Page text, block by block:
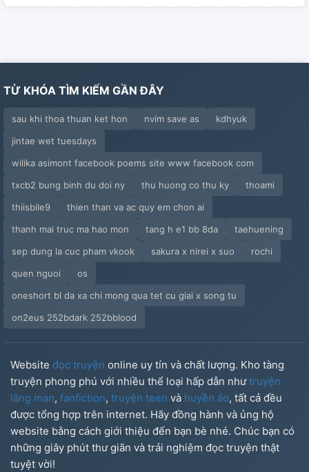
TỪ KHÓA TÌM KIẾM GẦN ĐÂY
sau khi thoa thuan ket hon nvim save as
kdhyuk
jintae wet tuesdays
wilika asimont facebook poems site www facebook com
txcb2 bung binh du doi ny
thu huong co thu ky
thoami
thiisbile9
thien than va ac quy em chon ai
thanh mai truc ma hao mon
tang h e1 bb 8da
taehuening
sep dung la cuc pham vkook
sakura x nirei x suo
rochi
quen nguoi
os
oneshort bl da xa chi mong qua tet cu giai x song tu
on2eus 252bdark 252bblood
Website đọc truyện online uy tín và chất lượng. Kho tàng
truyện phong phú với nhiều thể loại hấp dẫn nhưtruyện
lãng mạn, fanfiction, truyện teen và huyền ảo, tất cả đều
được tổng hợp trên internet. Hãy đồng hành và ủng hộ
website bằng cách giới thiệu đến bạn bè nhé. Chúc bạn có
những giây phút thư giãn và trải nghiệm đọc truyện thật
tuyệt vời!